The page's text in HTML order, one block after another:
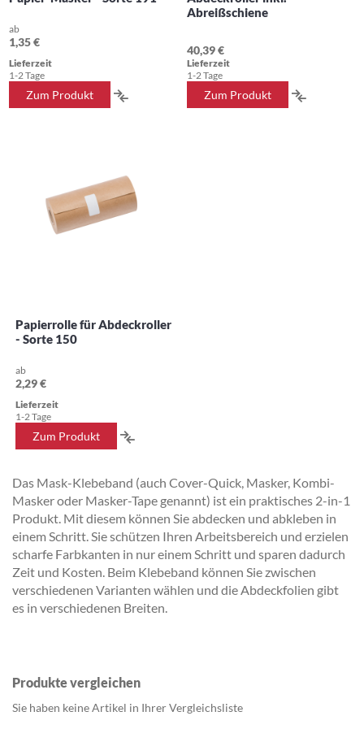
ab
1,35 €
Lieferzeit
1-2 Tage
Zum Produkt
Abreißschiene
40,39 €
Lieferzeit
1-2 Tage
Zum Produkt
Papierrolle für Abdeckroller
- Sorte 150
ab
2,29 €
Lieferzeit
1-2 Tage
Zum Produkt
HINZUFÜGEN
Das Mask-Klebeband (auch Cover-Quick, Masker, Kombi-
Masker oder Masker-Tape genannt) ist ein praktisches 2-in-1
Produkt. Mit diesem können Sie abdecken und abkleben in
einem Schritt. Sie schützen Ihren Arbeitsbereich und erzielen
scharfe Farbkanten in nur einem Schritt und sparen dadurch
Zeit und Kosten. Beim Klebeband können Sie zwischen
verschiedenen Varianten wählen und die Abdeckfolien gibt
es in verschiedenen Breiten.
Produkte vergleichen
Sie haben keine Artikel in Ihrer Vergleichsliste